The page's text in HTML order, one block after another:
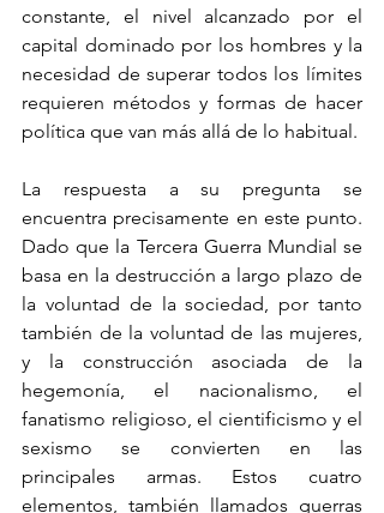
constante, el nivel alcanzado por el
capital dominado por los hombres y la
necesidad de superar todos los límites
requieren métodos y formas de hacer
política que van más allá de lo habitual.
La respuesta a su pregunta se
encuentra precisamente en este punto.
Dado que la Tercera Guerra Mundial se
basa en la destrucción a largo plazo de
la voluntad de la sociedad, por tanto
también de la voluntad de las mujeres,
y la construcción asociada de la
hegemonía, el nacionalismo, el
fanatismo religioso, el cientificismo y el
sexismo se convierten en las
principales armas. Estos cuatro
elementos, también llamados guerras